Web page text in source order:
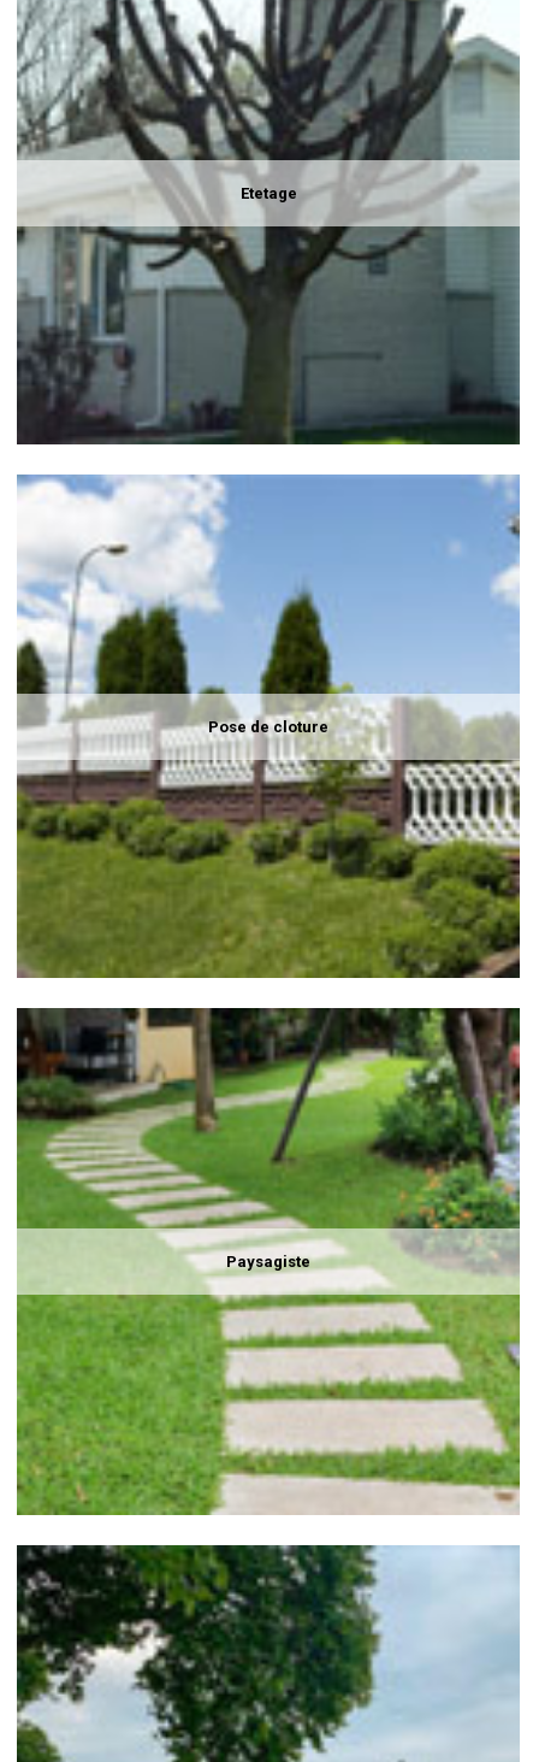
Etetage
Pose de cloture
Paysagiste